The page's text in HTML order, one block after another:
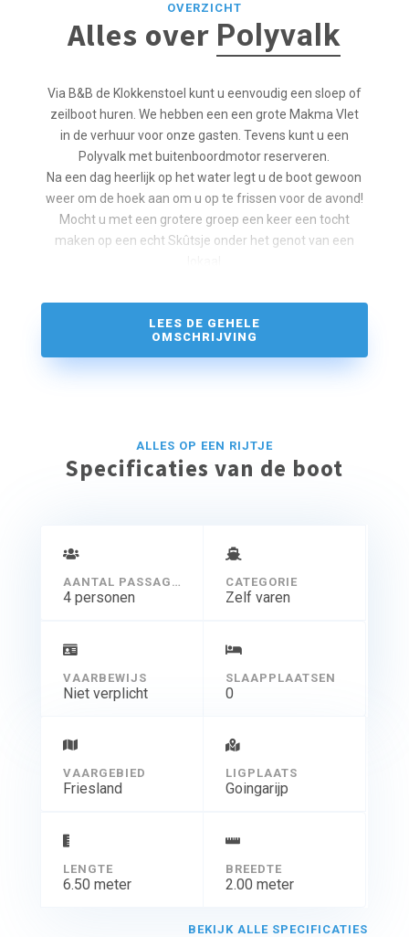
OVERZICHT
Alles over Polyvalk
Via B&B de Klokkenstoel kunt u eenvoudig een sloep of
zeilboot huren. We hebben een een grote Makma Vlet
in de verhuur voor onze gasten. Tevens kunt u een
Polyvalk met buitenboordmotor reserveren.
Na een dag heerlijk op het water legt u de boot gewoon
weer om de hoek aan om u op te frissen voor de avond!
Mocht u met een grotere groep een keer een tocht
maken op een echt Skûtsje onder het genot van een
ook mogelijkheden voor!
LEES DE GEHELE
OMSCHRIJVING
ALLES OP EEN RIJTJE
Specificaties van de boot
AANTAL PASSAGIERS
4 personen
CATEGORIE
Zelf varen
VAARBEWIJS
Niet verplicht
SLAAPPLAATSEN
0
VAARGEBIED
Friesland
LIGPLAATS
Goingarijp
LENGTE
6.50 meter
BREEDTE
2.00 meter
BEKIJK ALLE SPECIFICATIES